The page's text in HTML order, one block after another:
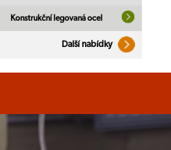
Konstrukční legovaná ocel
Další nabídky